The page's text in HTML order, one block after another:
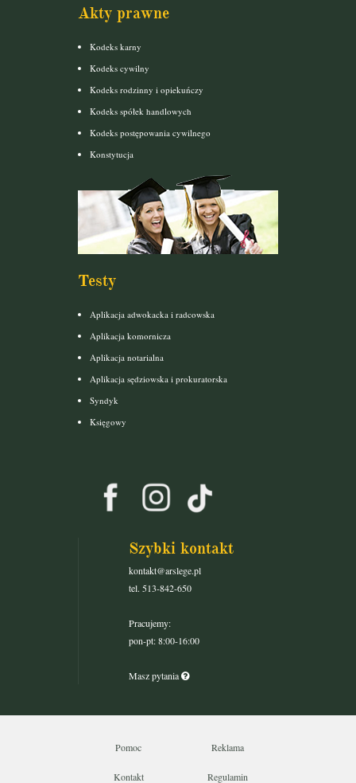
Akty prawne
Kodeks karny
Kodeks cywilny
Kodeks rodzinny i opiekuńczy
Kodeks spółek handlowych
Kodeks postępowania cywilnego
Konstytucja
Testy
Aplikacja adwokacka i radcowska
Aplikacja komornicza
Aplikacja notarialna
Aplikacja sędziowska i prokuratorska
Syndyk
Księgowy
Szybki kontakt
kontakt@arslege.pl
tel. 513-842-650
Pracujemy:
pon-pt: 8:00-16:00
Masz pytania
Pomoc Reklama
Kontakt Regulamin